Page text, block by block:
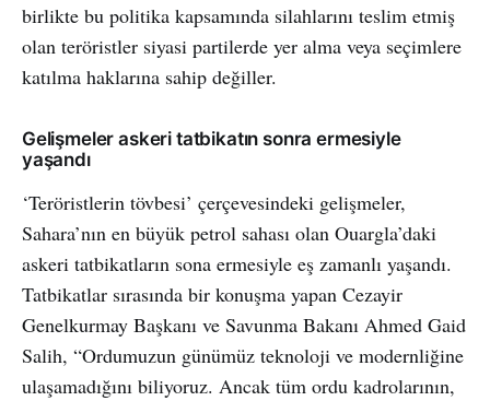
birlikte bu politika kapsamında silahlarını teslim etmiş
olan teröristler siyasi partilerde yer alma veya seçimlere
katılma haklarına sahip değiller.
Gelişmeler askeri tatbikatın sonra ermesiyle
yaşandı
‘Teröristlerin tövbesi’ çerçevesindeki gelişmeler,
Sahara’nın en büyük petrol sahası olan Ouargla’daki
askeri tatbikatların sona ermesiyle eş zamanlı yaşandı.
Tatbikatlar sırasında bir konuşma yapan Cezayir
Genelkurmay Başkanı ve Savunma Bakanı Ahmed Gaid
Salih, “Ordumuzun günümüz teknoloji ve modernliğine
ulaşamadığını biliyoruz. Ancak tüm ordu kadrolarının,